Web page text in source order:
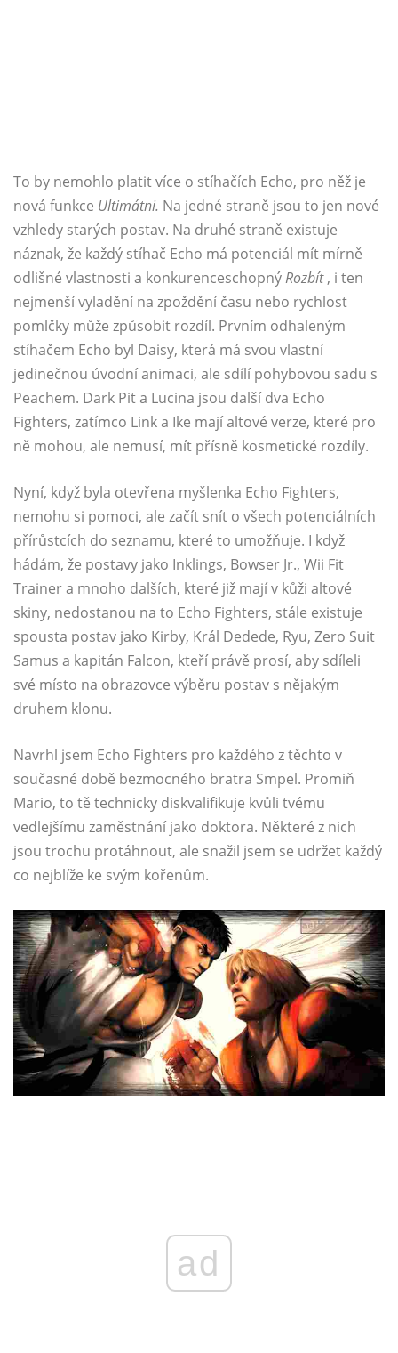
To by nemohlo platit více o stíhačích Echo, pro něž je
nová funkce Ultimátni. Na jedné straně jsou to jen nové
vzhledy starých postav. Na druhé straně existuje
náznak, že každý stíhač Echo má potenciál mít mírně
odlišné vlastnosti a konkurenceschopnýRozbít, i ten
nejmenší vyladění na zpoždění času nebo rychlost
pomlčky může způsobit rozdíl. Prvním odhaleným
stíhačem Echo byl Daisy, která má svou vlastní
jedinečnou úvodní animaci, ale sdílí pohybovou sadu s
Peachem. Dark Pit a Lucina jsou další dva Echo
Fighters, zatímco Link a Ike mají altové verze, které pro
ně mohou, ale nemusí, mít přísně kosmetické rozdíly.
Nyní, když byla otevřena myšlenka Echo Fighters,
nemohu si pomoci, ale začít snít o všech potenciálních
přírůstcích do seznamu, které to umožňuje. I když
hádám, že postavy jako Inklings, Bowser Jr., Wii Fit
Trainer a mnoho dalších, které již mají v kůži altové
skiny, nedostanou na to Echo Fighters, stále existuje
spousta postav jako Kirby, Král Dedede, Ryu, Zero Suit
Samus a kapitán Falcon, kteří právě prosí, aby sdíleli
své místo na obrazovce výběru postav s nějakým
druhem klonu.
Navrhl jsem Echo Fighters pro každého z těchto v
současné době bezmocného bratra Smpel. Promiň
Mario, to tě technicky diskvalifikuje kvůli tvému ​​
vedlejšímu zaměstnání jako doktora. Některé z nich
jsou trochu protáhnout, ale snažil jsem se udržet každý
co nejblíže ke svým kořenům.
ad